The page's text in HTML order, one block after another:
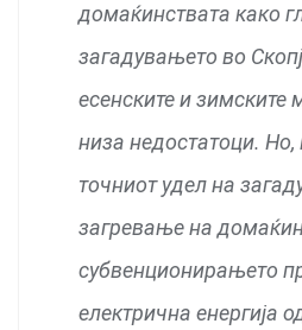
домаќинствата како
загадувањето во
есенските и зимските
низа недостатоци. Но,
точниот удел на
загревање на
субвенционирањето
електрична енергија